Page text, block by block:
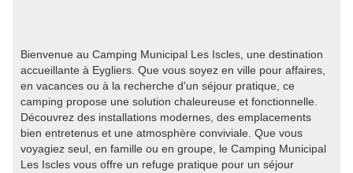
Bienvenue au Camping Municipal Les Iscles, une destination
accueillante à Eygliers. Que vous soyez en ville pour affaires,
en vacances ou à la recherche d'un séjour pratique, ce
camping propose une solution chaleureuse et fonctionnelle.
Découvrez des installations modernes, des emplacements
bien entretenus et une atmosphère conviviale. Que vous
voyagiez seul, en famille ou en groupe, le Camping Municipal
Les Iscles vous offre un refuge pratique pour un séjour